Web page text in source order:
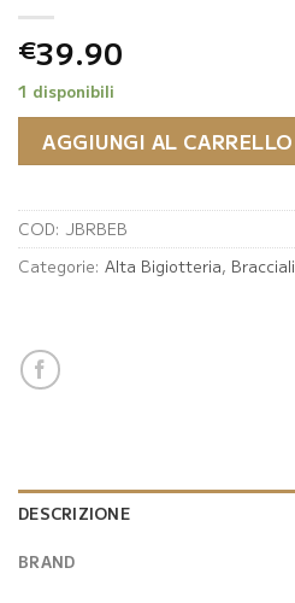
€39.90
1 disponibili
AGGIUNGI AL CARRELLO
COD: JBRBEB
Categorie: Alta Bigiotteria, Bracciali
DESCRIZIONE
BRAND